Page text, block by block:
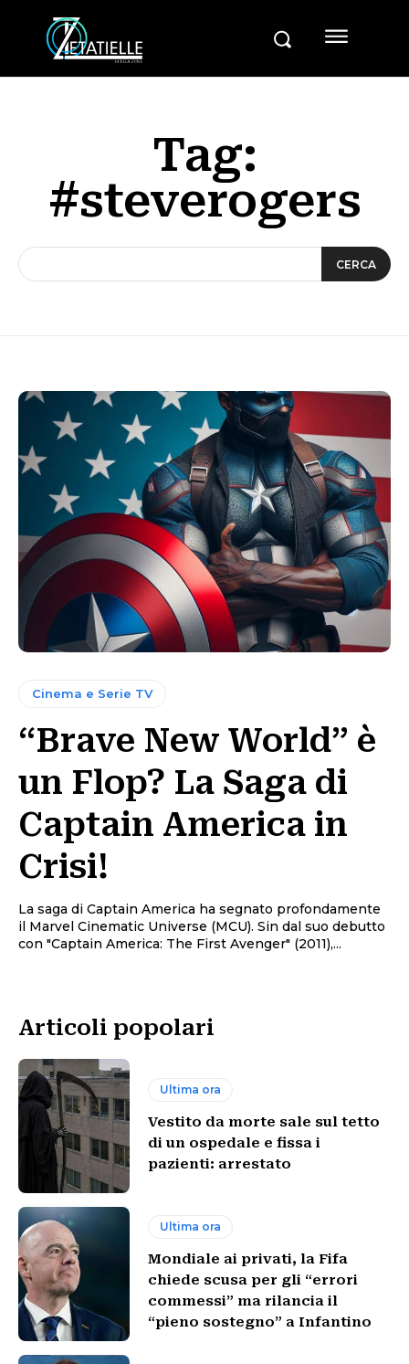
Tag:
#steverogers
CERCA
Cinema e Serie TV
“Brave New World” è
un Flop? La Saga di
Captain America in
Crisi!
La saga di Captain America ha segnato profondamente
il Marvel Cinematic Universe (MCU). Sin dal suo debutto
con "Captain America: The First Avenger" (2011),...
Articoli popolari
Ultima ora
Vestito da morte sale sul tetto
di un ospedale e fissa i
pazienti: arrestato
Ultima ora
Mondiale ai privati, la Fifa
chiede scusa per gli “errori
commessi” ma rilancia il
“pieno sostegno” a Infantino